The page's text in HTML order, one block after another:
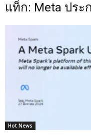
แท็ก: Meta ประ
Hot News